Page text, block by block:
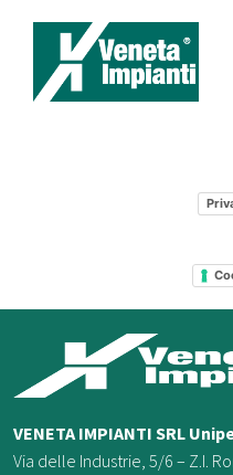
VENETA IMPIANTI SRL
Via delle Industrie, 5/6 – Z.I.